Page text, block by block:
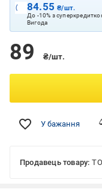
84.55₴/шт.
До -10% з
Вигода
89 ₴/шт.
У бажання
Продавець товару: